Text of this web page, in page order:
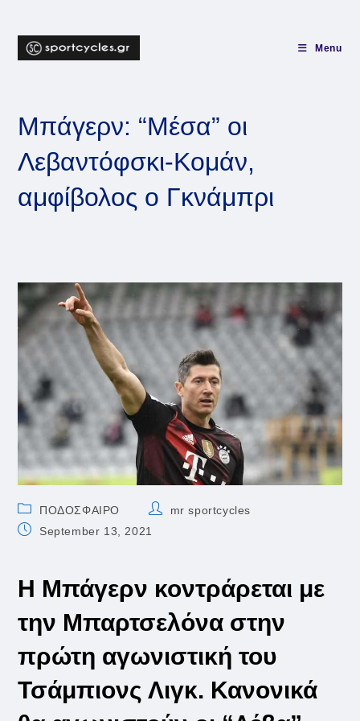
content
Menu
Μπάγερν: “Μέσα” οι
Λεβαντόφσκι-Κομάν,
αμφίβολος ο Γκνάμπρι
Post
category:
ΠΟΔΟΣΦΑΙΡΟ
Postmr sportcycles
PostSeptember 13, 2021
Η Μπάγερν κοντράρεται με
την Μπαρτσελόνα στην
πρώτη αγωνιστική του
Τσάμπιονς Λιγκ. Κανονικά